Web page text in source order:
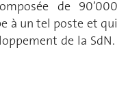
de 90’000
à un tel poste et qui
de la SdN.